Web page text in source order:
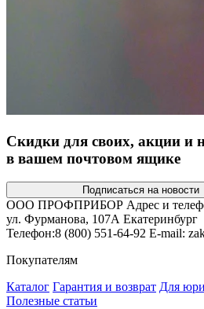
Скидки для своих, акции и
в вашем почтовом ящике
Подписаться на новости
ООО ПРОФПРИБОР Адрес и
ул. Фурманова, 107А Екатеринбург
Телефон:8 (800) 551-64-92 E-mail:
Покупателям
Каталог Гарантия и возврат Для
Полезные статьи